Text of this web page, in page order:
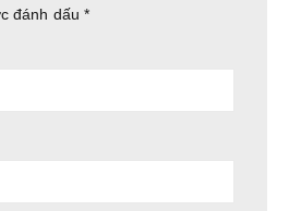
đánh dấu*